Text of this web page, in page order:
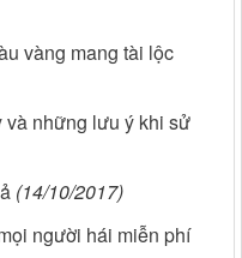
vàng mang tài lộc
và những lưu ý khi sử
(14/10/2017)
người hái miễn phí